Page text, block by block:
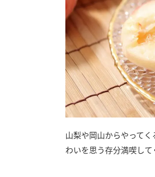
山梨や岡山からやって
わいを思う存分満喫して